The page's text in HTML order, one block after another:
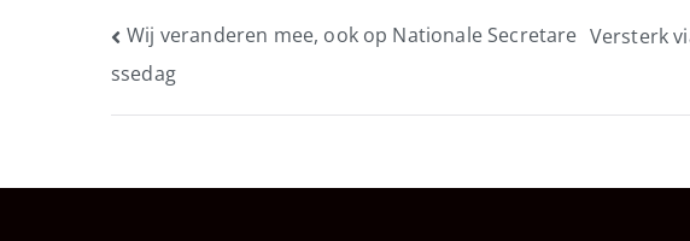
Bericht
navigatie
Wij veranderen mee, ook op Nationale Secretare
ssedag
Versterk